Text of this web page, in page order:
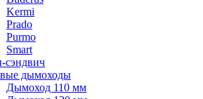
Kermi
Prado
Purmo
Smart
дымоходы
Дымоход 110 мм